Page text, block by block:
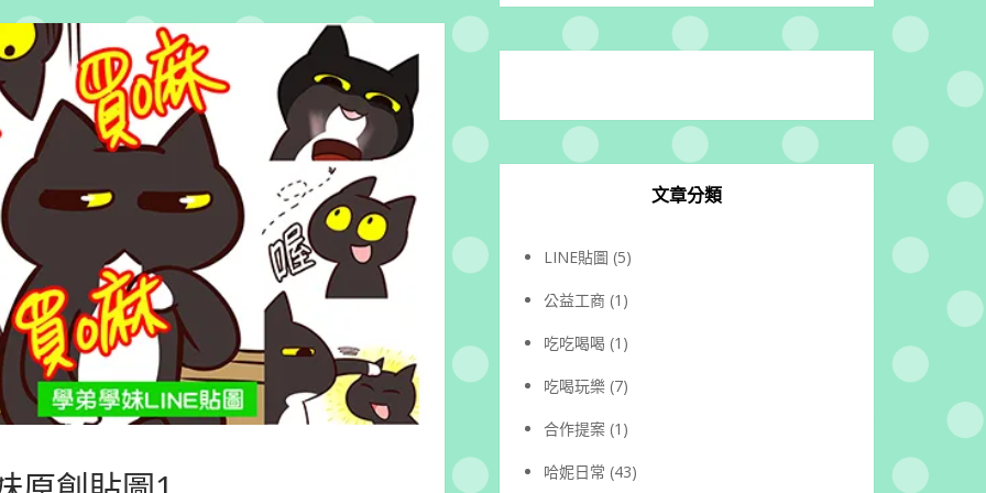
文章分類
LINE貼圖 (5)
公益工商 (1)
吃吃喝喝 (1)
吃喝玩樂 (7)
合作提案 (1)
哈妮日常 (43)